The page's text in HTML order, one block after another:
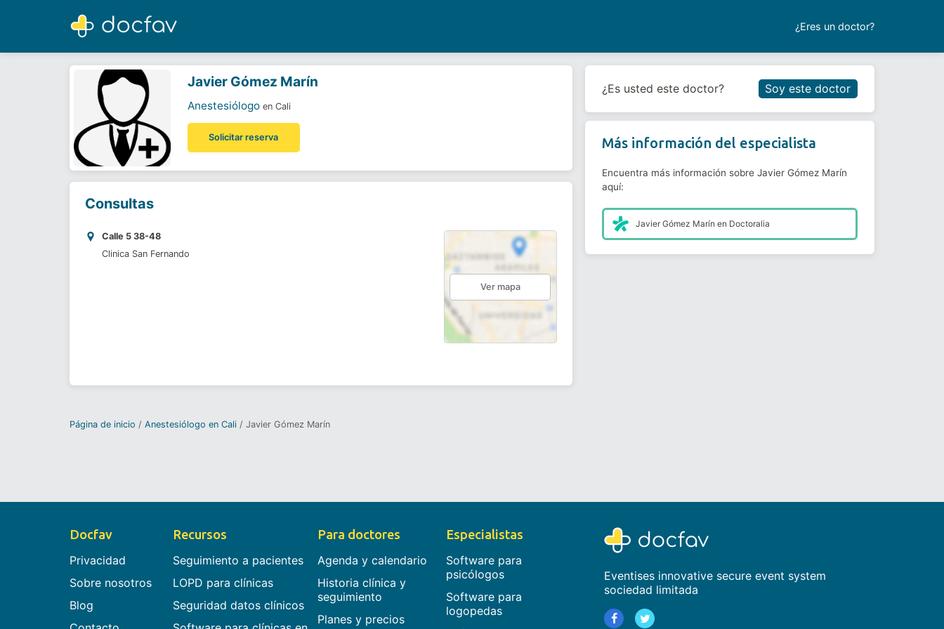
¿Eres un doctor?
Javier Gómez Marín
Anestesiólogo
Reservar cita
Javier Gómez Marín
Anestesiólogo en Cali
Solicitar reserva
Consultas
Calle 5 38-48
Clinica San Fernando
Ver mapa
¿Es usted este doctor? Soy este doctor
Más información del especialista
Encuentra más información sobre Javier Gómez Marín
aquí:
Javier Gómez Marín en Doctoralia
Página de inicio Anestesiólogo en Cali Javier Gómez Marín
Docfav
Privacidad
Sobre nosotros
Blog
Recursos
Seguimiento a pacientes
LOPD para clínicas
Seguridad datos clínicos
Para doctores
Agenda y calendario
Historia clínica y
seguimiento
Planes y precios
Especialistas
Software para
psicólogos
Software para
logopedas
Eventises innovative secure event system
sociedad limitada